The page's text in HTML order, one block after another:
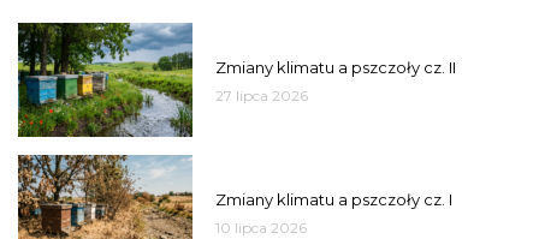
Zmiany klimatu a pszczoły cz. II
27 lipca 2026
Zmiany klimatu a pszczoły cz. I
10 lipca 2026